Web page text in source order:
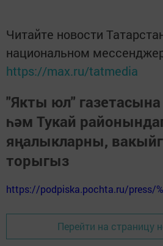
Читайте новости
национальном
https://max.ru/tatmedia
"Якты юл"
һәм Тукай
яңалыкларны,
торыгыз
https://podpiska.pochta.ru/press/
Перейти на страницу